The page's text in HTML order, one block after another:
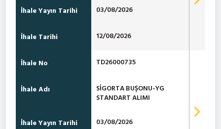
İhale Yayın Tarihi 03/08/2026
İhale Tarihi 12/08/2026
İhale No TD26000735
İhale Adı
SİGORTA BUŞONU-YG
STANDART ALIMI
İhale Yayın Tarihi 03/08/2026